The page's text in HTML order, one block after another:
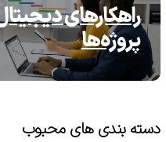
راهکارهای
پروژه‌ها
دسته بندی های محبوب